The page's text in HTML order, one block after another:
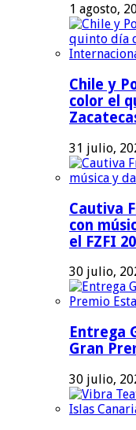
1 agosto,
Chile y
color el
31 julio,
Cautiva
con
el FZFI
30 julio,
Entrega
Gran
30 julio,